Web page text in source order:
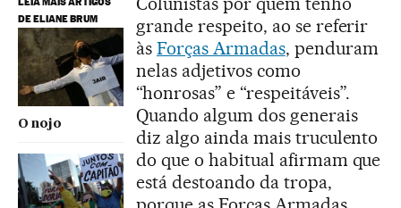
DE ELIANE BRUM
O nojo
grande respeito, ao se referir
às Forças Armadas, penduram
nelas adjetivos como
“honrosas” e “respeitáveis”.
Quando algum dos generais
diz algo ainda mais truculento
do que o habitual afirmam que
está destoando da tropa,